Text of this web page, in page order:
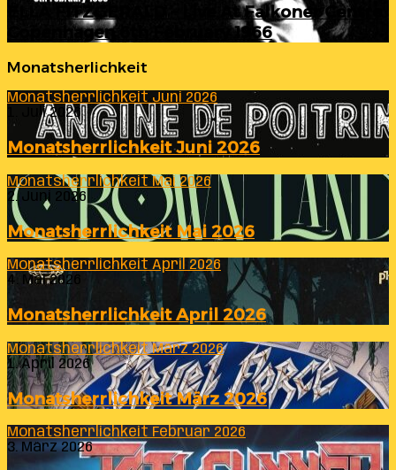
ELLA FITZGERALD – Live At Falkoner Centre
Copenhagen 6th February 1966
Monatsherlichkeit
Monatsherrlichkeit Juni 2026
1. Juli 2026
Monatsherrlichkeit Juni 2026
Monatsherrlichkeit Mai 2026
2. Juni 2026
Monatsherrlichkeit Mai 2026
Monatsherrlichkeit April 2026
4. Mai 2026
Monatsherrlichkeit April 2026
Monatsherrlichkeit März 2026
1. April 2026
Monatsherrlichkeit März 2026
Monatsherrlichkeit Februar 2026
3. März 2026